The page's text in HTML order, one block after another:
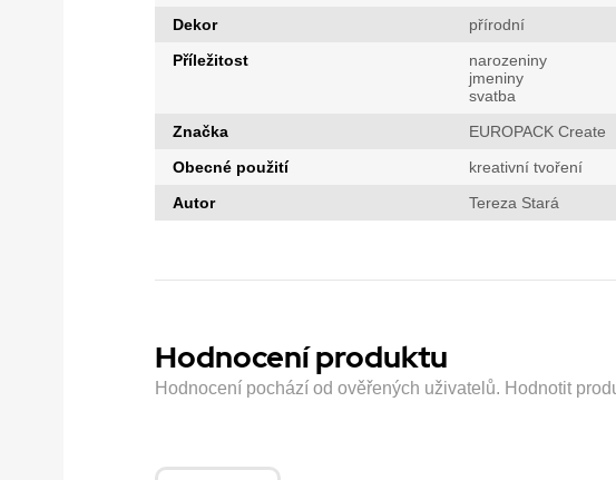
Dekor
přírodní
Příležitost
narozeniny
jmeniny
svatba
Značka
EUROPACK Create
Obecné použití
kreativní tvoření
Autor
Tereza Stará
Hodnocení produktu
Hodnocení pochází od ověřených uživatelů. Hodnotit